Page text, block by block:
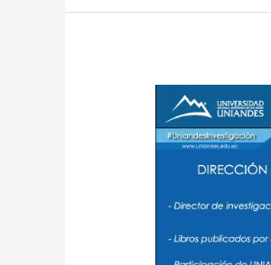
UNIANDES
Investigación